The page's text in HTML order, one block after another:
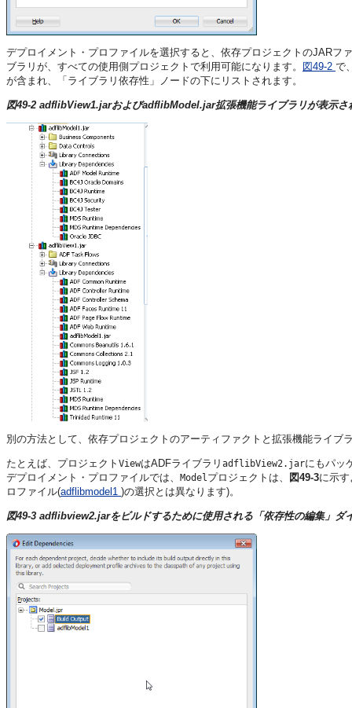
デプロイメント・プロファイルを選択すると、依存プロジェクトのJAR
ブラリが、すべての使用側プロジェクトで利用可能になります。 図49-2 で
が含まれ、「ライブラリ依存性」ノードの下にリストされます。
図49-2 adflibView1.jarおよびadflibModel.jar拡張機能ライブラリが表示さ
別の方法として、依存プロジェクトのアーティファクトと拡張機能ライ
たとえば、プロジェクト ViewはADFライブラリ adflibView2.jarにもパッ
デプロイメント・プロファイルでは、 Model プロジェクトは、 図49-3に示
ロファイル(adflibmodel1 )の選択とは異なります)。
図49-3 adflibview2.jarをビルドするために使用される「依存性の編集」ダ